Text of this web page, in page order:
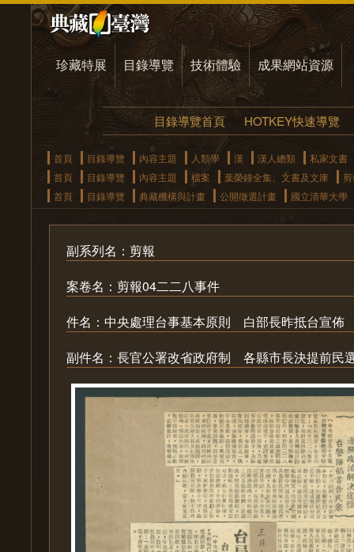
珍藏特展 目錄導覽 技術體驗 成果網站資源
目錄導覽首頁 HOTKEY快速導覽
首頁 目錄導覽 內容主題 人類學 漢 漢人總類
私家文書
首頁
目錄導覽 內容主題 檔案 葉榮鐘全集、文書及文庫
首頁
目錄導覽 典藏機構與計畫 公開徵選計畫 國立清華大學
副系列名：剪報
案卷名：剪報04二二八事件
件名：中央處理台事基本原則 白部長昨抵台宣佈
副件名：長官公署改省政府制 各縣市長決提前民